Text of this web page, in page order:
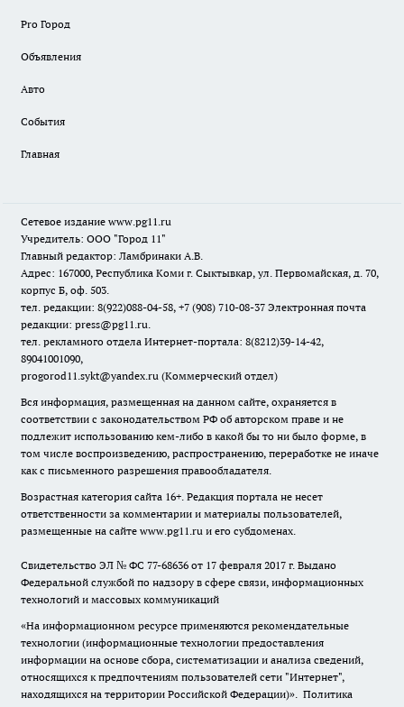
Pro Город
Объявления
Авто
События
Главная
Сетевое издание www.pg11.ru
Учредитель: ООО "Город 11"
Главный редактор: Ламбринаки А.В.
Адрес: 167000, Республика Коми г. Сыктывкар, ул. Первомайская, д. 70,
корпус Б, оф. 503.
тел. редакции: 8(922)088-04-58, +7 (908) 710-08-37 Электронная почта
редакции: press@pg11.ru.
тел. рекламного отдела Интернет-портала: 8(8212)39-14-42,
89041001090,
progorod11.sykt@yandex.ru (Коммерческий отдел)
Вся информация, размещенная на данном сайте, охраняется в
соответствии с законодательством РФ об авторском праве и не
подлежит использованию кем-либо в какой бы то ни было форме, в
том числе воспроизведению, распространению, переработке не иначе
как с письменного разрешения правообладателя.
Возрастная категория сайта 16+. Редакция портала не несет
ответственности за комментарии и материалы пользователей,
размещенные на сайте www.pg11.ru и его субдоменах.
Свидетельство ЭЛ № ФС 77-68636 от 17 февраля 2017 г. Выдано
Федеральной службой по надзору в сфере связи, информационных
технологий и массовых коммуникаций
«На информационном ресурсе применяются рекомендательные
технологии (информационные технологии предоставления
информации на основе сбора, систематизации и анализа сведений,
относящихся к предпочтениям пользователей сети "Интернет",
находящихся на территории Российской Федерации)». Политика